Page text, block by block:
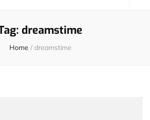
dreamstime
Home / dreamstime